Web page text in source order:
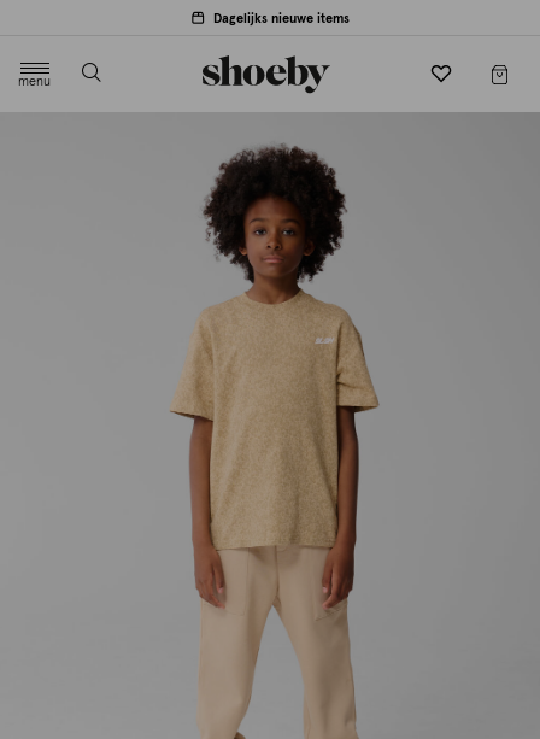
Dagelijks nieuwe items
menu